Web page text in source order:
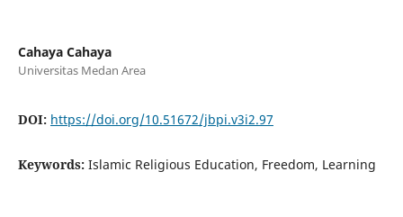
Cahaya Cahaya
Universitas Medan Area
DOI: https://doi.org/10.51672/jbpi.v3i2.97
Keywords: Islamic Religious Education, Freedom, Learning